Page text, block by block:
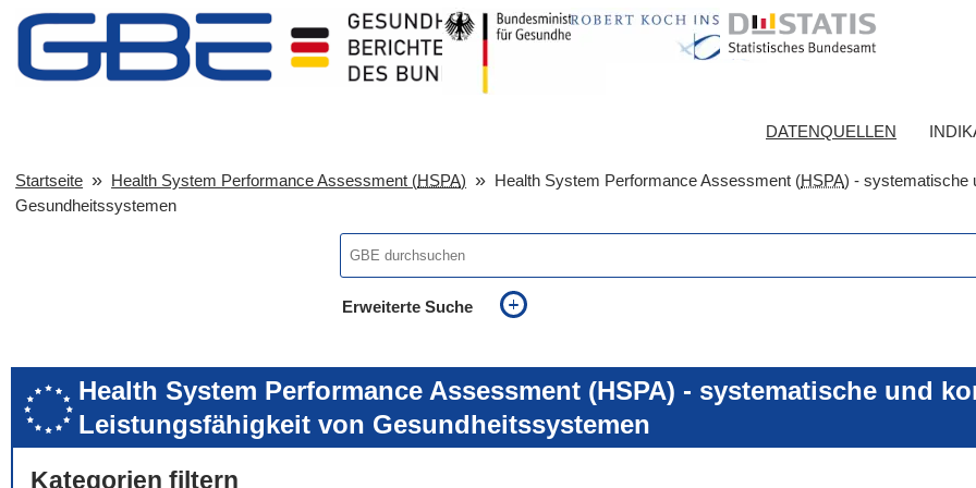
DATENQUELLEN
Startseite Health System Performance Assessment (HSPA) Health System Performance Assessment (HSPA) - systematische
Gesundheitssystemen
Erweiterte Suche
... genau diesen Ausdruck
auch ähnlich geschriebenes einbeziehen
Health System Performance Assessment (HSPA) - systematische und
Leistungsfähigkeit von Gesundheitssystemen
Kategorien filtern